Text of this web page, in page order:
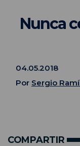
Nunca
04.05.2018
Por Sergio
COMPARTIR